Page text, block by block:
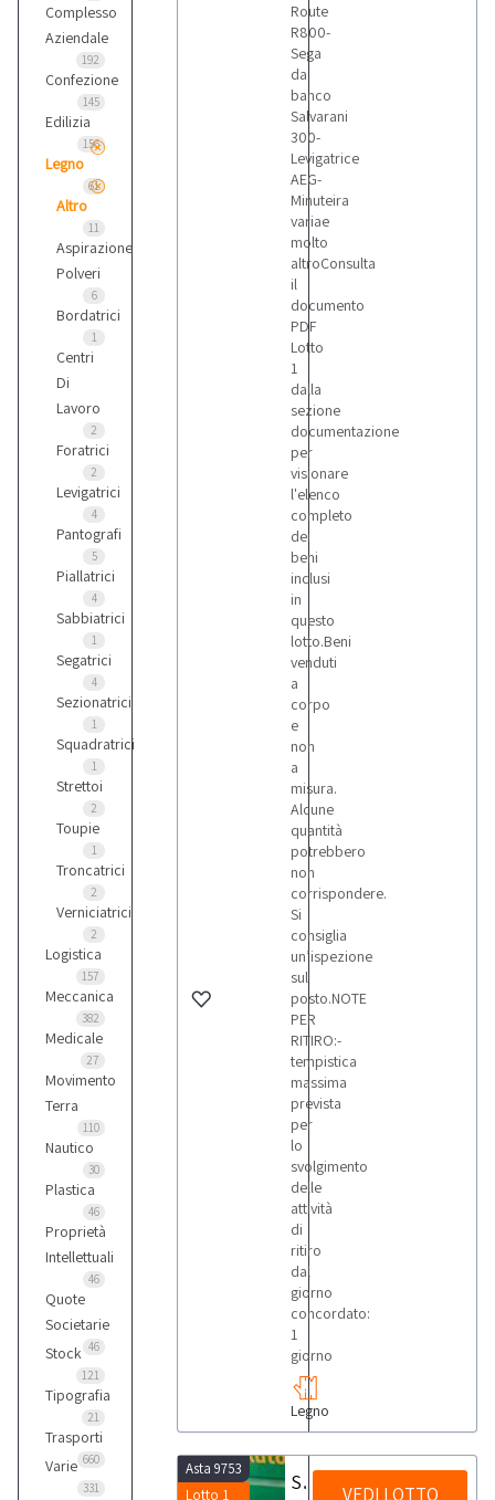
Complesso
Aziendale
192
Confezione
145
Edilizia
156
Legno
61
Altro
11
Aspirazione
Polveri
6
Bordatrici
1
Centri
Di
Lavoro
2
Foratrici
2
Levigatrici
4
Pantografi
5
Piallatrici
4
Sabbiatrici
1
Segatrici
4
Sezionatrici
1
Squadratrici
1
Strettoi
2
Toupie
1
Troncatrici
2
Verniciatrici
2
Logistica
157
Meccanica
382
Medicale
27
Movimento
Terra
110
Nautico
30
Plastica
46
Proprietà
Intellettuali
46
Quote
Societarie
46
Stock
121
Tipografia
21
Trasporti
660
Varie
331
Route
R800-
Sega
da
banco
Salvarani
300-
Levigatrice
AEG-
Minuteira
variae
molto
altroConsulta
il
documento
PDF
Lotto
1
dalla
sezione
documentazione
per
visionare
l'elenco
completo
dei
beni
inclusi
in
questo
lotto.Beni
venduti
a
corpo
e
non
a
misura.
Alcune
quantità
potrebbero
non
corrispondere.
Si
consiglia
un’ispezione
sul
posto.NOTE
PER
RITIRO:-
tempistica
massima
prevista
per
lo
svolgimento
delle
attività
di
ritiro
dal
giorno
concordato:
1
giorno
Legno
Asta 9753
Lotto 1
Spaccalegna AutoSplit Posch 375 VEDI LOTTO